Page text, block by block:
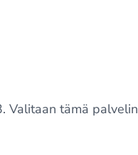
Valitaan tämä palvelin